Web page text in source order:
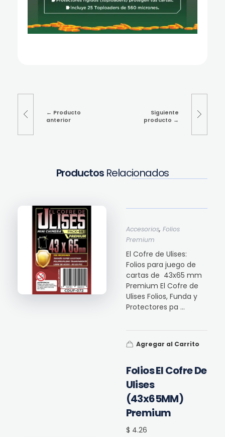
Producto
anterior
Siguiente
producto
Productos Relacionados
Folios El Cofre De
Ulises
(43x65MM)
Premium
$ 4.26
Accesorios, Folios
Premium
El Cofre de Ulises:
Folios para juego de
cartas de 43x65 mm
Premium El Cofre de
Ulises Folios, Funda y
Protectores pa ...
Agregar al Carrito